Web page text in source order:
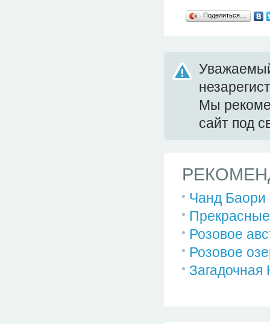
Поделиться…
Мы
сайт под
Чанд Баори
Розовое
Розовое
Загадочная